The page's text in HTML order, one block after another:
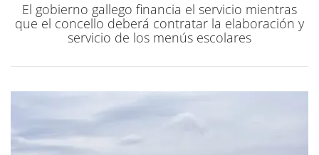
El gobierno gallego financia el servicio mientras
que el concello deberá contratar la elaboración y
servicio de los menús escolares